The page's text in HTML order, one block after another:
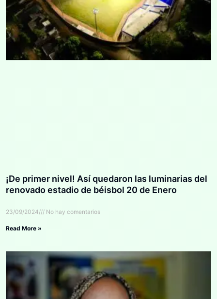
¡De primer nivel! Así quedaron las luminarias del
renovado estadio de béisbol 20 de Enero
23/09/2024 No hay comentarios
Read More »